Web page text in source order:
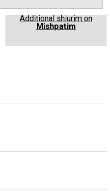
Additional shiurim on
Mishpatim